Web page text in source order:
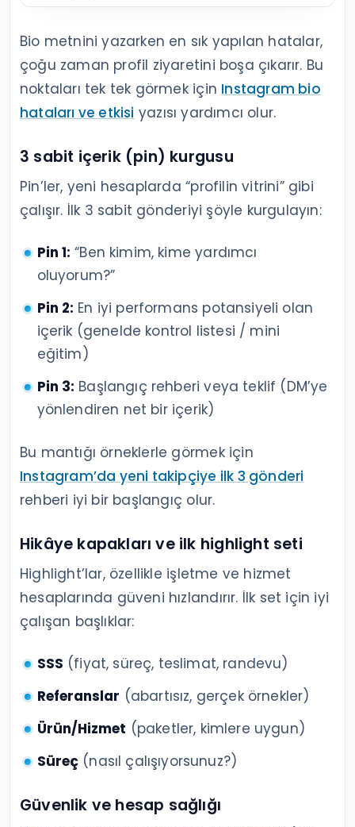
Bio metnini yazarken en sık yapılan hatalar,
çoğu zaman profil ziyaretini boşa çıkarır. Bu
noktaları tek tek görmek için Instagram bio
hataları ve etkisi yazısı yardımcı olur.
3 sabit içerik (pin) kurgusu
Pin’ler, yeni hesaplarda “profilin vitrini” gibi
çalışır. İlk 3 sabit gönderiyi şöyle kurgulayın:
Pin 1: “Ben kimim, kime yardımcı
oluyorum?”
Pin 2: En iyi performans potansiyeli olan
içerik (genelde kontrol listesi / mini
eğitim)
Pin 3: Başlangıç rehberi veya teklif (DM’ye
yönlendiren net bir içerik)
Bu mantığı örneklerle görmek için
Instagram’da yeni takipçiye ilk 3 gönderi
rehberi iyi bir başlangıç olur.
Hikâye kapakları ve ilk highlight seti
Highlight’lar, özellikle işletme ve hizmet
hesaplarında güveni hızlandırır. İlk set için iyi
çalışan başlıklar:
SSS (fiyat, süreç, teslimat, randevu)
Referanslar (abartısız, gerçek örnekler)
Ürün/Hizmet (paketler, kimlere uygun)
Süreç (nasıl çalışıyorsunuz?)
Güvenlik ve hesap sağlığı